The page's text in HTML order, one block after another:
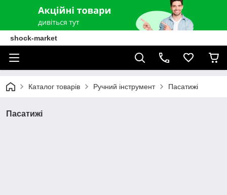
shock-market
Каталог товарів Ручний інструмент Пасатижі
Пасатижі